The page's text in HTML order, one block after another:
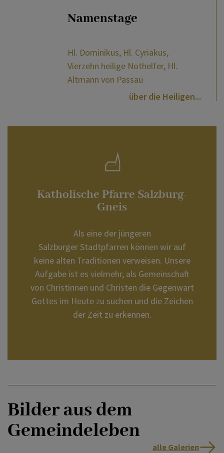
Namenstage
Hl. Dominikus, Hl. Cyriakus,
Vierzehn heilige Nothelfer, Hl.
Altmann von Passau
über die Heiligen
Katholische Pfarre Salzburg-
Gneis
Als eine der jüngeren
Salzburger Stadtpfarren können wir auf
keine alten Traditionen verweisen. Unsere
Aufgabe ist es vielmehr, als Gemeinschaft
von Christinnen und Christen die Gegenwart
Gottes im Heute zu suchen und die Zeichen
der Zeit zu erkennen.
Bilder aus dem
Gemeindeleben
alle Galerien